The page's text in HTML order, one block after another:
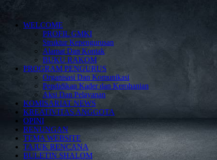
WELCOME
PROFIL GMKI
Struktur Kepengurusan
Alamat Dan Kontak
BUKU RAKOM
PROGRAM PENGURUS
Organisasi Dan Komunikasi
Pendidikan Kader dan Kerohanian
Aksi Dan Pelayanan
KOMISARIAT NEWS
KREATIVITAS ANGGOTA
OPINI
RENUNGAN
TEMA WEBSITE
TAJUK RENCANA
BULETIN SHALOM